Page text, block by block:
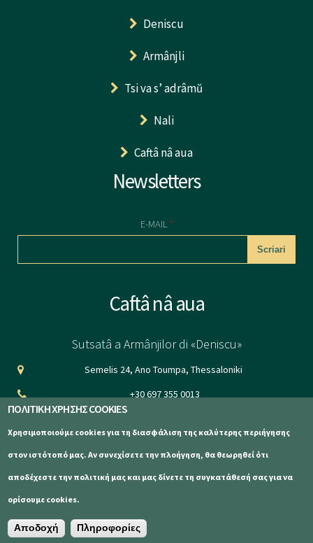
Deniscu
Armânjli
Tsi va s’ adrâmŭ
Nali
Caftâ nâ aua
Newsletters
E-MAIL *
whether or not
you are a human
visitor and to
5+2
Caftâ nâ aua
Sutsatâ a Armânjilor di «Deniscu»
Semelis 24, Ano Toumpa, Thessaloniki
+30 697 355 0013
Sutsatâ a Armânjilor di «Deniscu» © 2023
& Marketing Solutions
ΠΟΛΙΤΙΚΗ ΧΡΗΣΗΣ COOKIES
Χρησιμοποιούμε cookies για τη διασφάλιση της καλύτερης περιήγησης
στον ιστότοπό μας. Αν συνεχίσετε την πλοήγηση, θα θεωρηθεί ότι
αποδέχεστε την πολιτική μας και μας δίνετε τη συγκατάθεσή σας για να
ορίσουμε cookies.
Αποδοχή Πληροφορίες